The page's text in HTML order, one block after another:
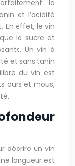
la
et l’acidité
En effet, le vin
le sucre et
Un vin à
et sans tanin
du vin est
durs et mous,
décrire un vin
longueur est